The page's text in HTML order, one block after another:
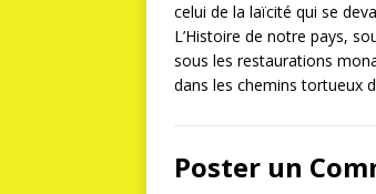
celui de la laïcité qui se
L’Histoire de notre pays,
sous les restaurations
dans les chemins tortueux
Poster un